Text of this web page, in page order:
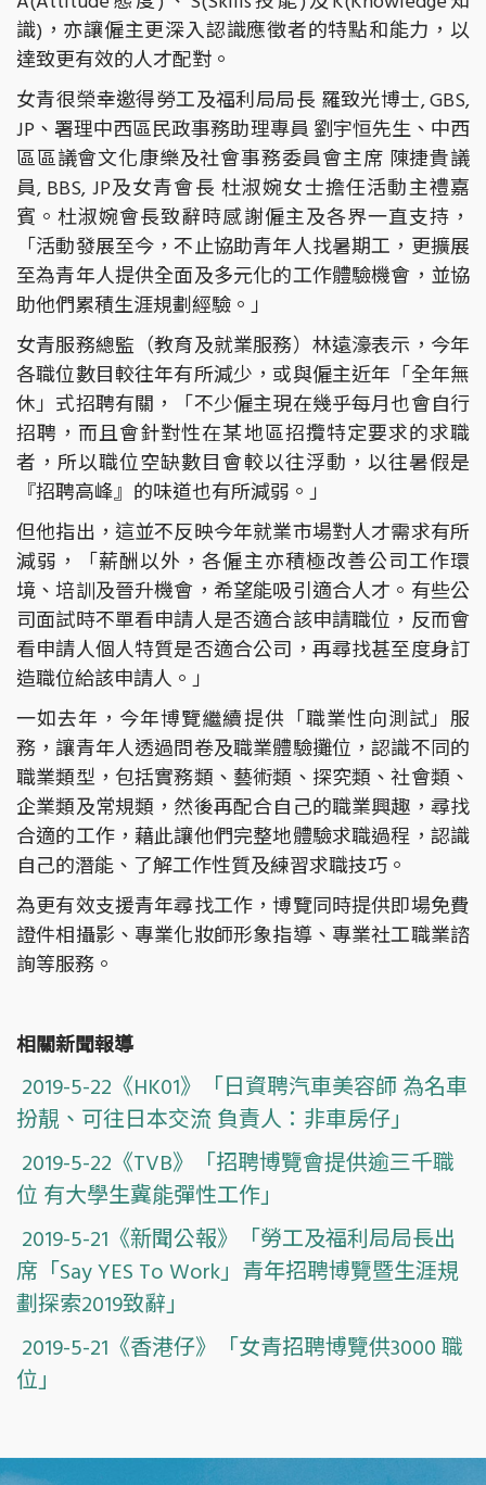
識)，亦讓僱主更深入認識應徵者的特點和能力，以
達致更有效的人才配對。
女青很榮幸邀得勞工及福利局局長 羅致光博士, GBS,
JP、署理中西區民政事務助理專員 劉宇恒先生、中西
區區議會文化康樂及社會事務委員會主席 陳捷貴議
員, BBS, JP及女青會長 杜淑婉女士擔任活動主禮嘉
賓。杜淑婉會長致辭時感謝僱主及各界一直支持，
「活動發展至今，不止協助青年人找暑期工，更擴展
至為青年人提供全面及多元化的工作體驗機會，並協
助他們累積生涯規劃經驗。」
女青服務總監（教育及就業服務）林遠濠表示，今年
各職位數目較往年有所減少，或與僱主近年「全年無
休」式招聘有關，「不少僱主現在幾乎每月也會自行
招聘，而且會針對性在某地區招攬特定要求的求職
者，所以職位空缺數目會較以往浮動，以往暑假是
『招聘高峰』的味道也有所減弱。」
但他指出，這並不反映今年就業市場對人才需求有所
減弱，「薪酬以外，各僱主亦積極改善公司工作環
境、培訓及晉升機會，希望能吸引適合人才。有些公
司面試時不單看申請人是否適合該申請職位，反而會
看申請人個人特質是否適合公司，再尋找甚至度身訂
造職位給該申請人。」
一如去年，今年博覽繼續提供「職業性向測試」服
務，讓青年人透過問卷及職業體驗攤位，認識不同的
職業類型，包括實務類、藝術類、探究類、社會類、
企業類及常規類，然後再配合自己的職業興趣，尋找
合適的工作，藉此讓他們完整地體驗求職過程，認識
自己的潛能、了解工作性質及練習求職技巧。
為更有效支援青年尋找工作，博覽同時提供即場免費
證件相攝影、專業化妝師形象指導、專業社工職業諮
詢等服務。
相關新聞報導
2019-5-22《HK01》「日資聘汽車美容師 為名車
扮靚、可往日本交流 負責人：非車房仔」
2019-5-22《TVB》「招聘博覽會提供逾三千職
位 有大學生冀能彈性工作」
2019-5-21《新聞公報》「勞工及福利局局長出
席「Say YES To Work」青年招聘博覽暨生涯規
劃探索2019致辭」
2019-5-21《香港仔》「女青招聘博覽供3000 職
位」